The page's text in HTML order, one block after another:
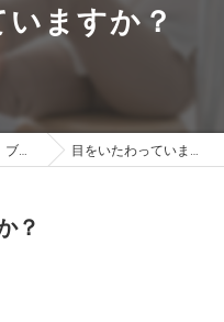
ますか？
ブログ 目をいたわっていますか？
？